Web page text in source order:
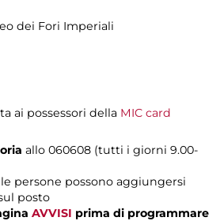
dei Fori Imperiali
ai possessori della MIC card
allo 060608 (tutti i giorni 9.00-
persone possono aggiungersi
posto
AVVISI prima di programmare